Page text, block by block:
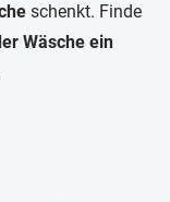
schenkt. Finde
Wäsche ein